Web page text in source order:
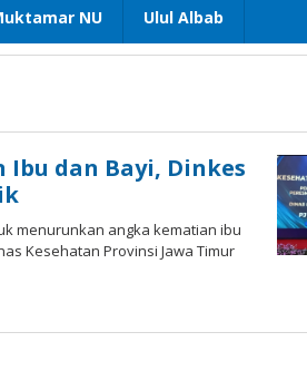
NU Ulul Albab
dan Bayi, Dinkes
menurunkan angka kematian ibu
Kesehatan Provinsi Jawa Timur